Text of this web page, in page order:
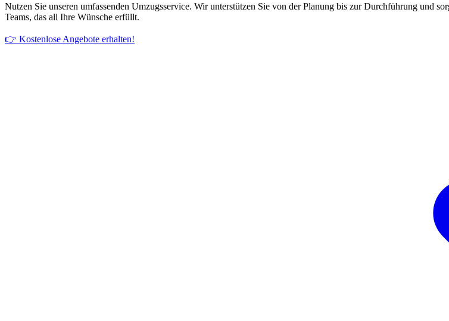
Nutzen Sie unseren umfassenden Umzugsservice. Wir unterstützen Sie von der Planung bis zur Durchführung und
Teams, das all Ihre Wünsche erfüllt.
👉 Kostenlose Angebote erhalten!